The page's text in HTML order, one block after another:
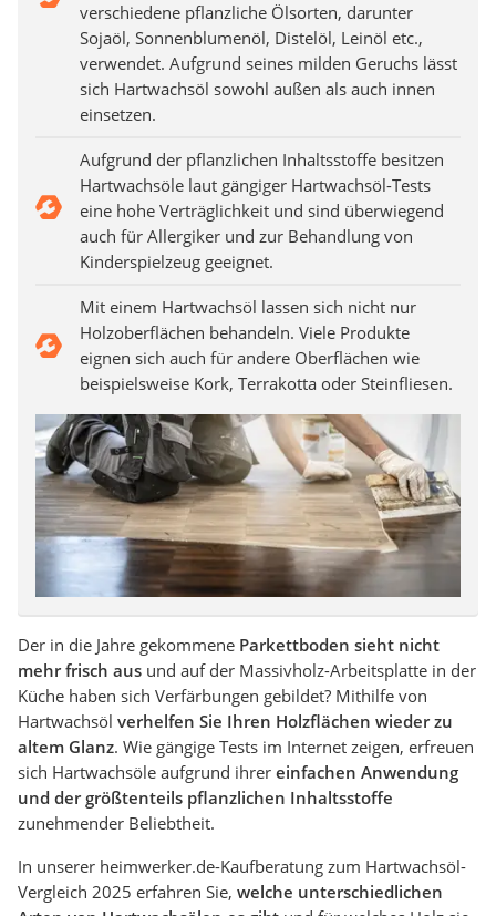
verschiedene pflanzliche Ölsorten, darunter
Sojaöl, Sonnenblumenöl, Distelöl, Leinöl etc.,
verwendet. Aufgrund seines milden Geruchs lässt
sich Hartwachsöl sowohl außen als auch innen
einsetzen.
Aufgrund der pflanzlichen Inhaltsstoffe besitzen
Hartwachsöle laut gängiger Hartwachsöl-Tests
eine hohe Verträglichkeit und sind überwiegend
auch für Allergiker und zur Behandlung von
Kinderspielzeug geeignet.
Mit einem Hartwachsöl lassen sich nicht nur
Holzoberflächen behandeln. Viele Produkte
eignen sich auch für andere Oberflächen wie
beispielsweise Kork, Terrakotta oder Steinfliesen.
Der in die Jahre gekommene Parkettboden sieht nicht
mehr frisch aus und auf der Massivholz-Arbeitsplatte in der
Küche haben sich Verfärbungen gebildet? Mithilfe von
Hartwachsöl verhelfen Sie Ihren Holzflächen wieder zu
altem Glanz. Wie gängige Tests im Internet zeigen, erfreuen
sich Hartwachsöle aufgrund ihrer einfachen Anwendung
und der größtenteils pflanzlichen Inhaltsstoffe
zunehmender Beliebtheit.
In unserer heimwerker.de-Kaufberatung zum Hartwachsöl-
Vergleich 2025 erfahren Sie, welche unterschiedlichen